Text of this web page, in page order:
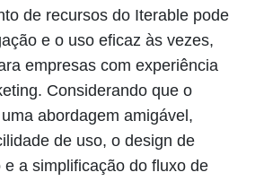
de recursos do Iterable pode
e o uso eficaz às vezes,
empresas com experiência
Considerando que o
abordagem amigável,
de uso, o design de
e a simplificação do fluxo de